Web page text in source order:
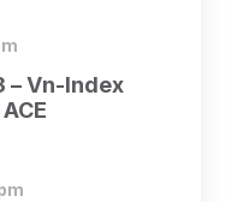
– Vn-Index